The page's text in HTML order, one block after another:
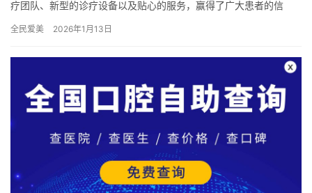
疗团队、新型的诊疗设备以及贴心的服务，赢得了广大患者的信
将详细盘…
全民爱美 2026年1月13日